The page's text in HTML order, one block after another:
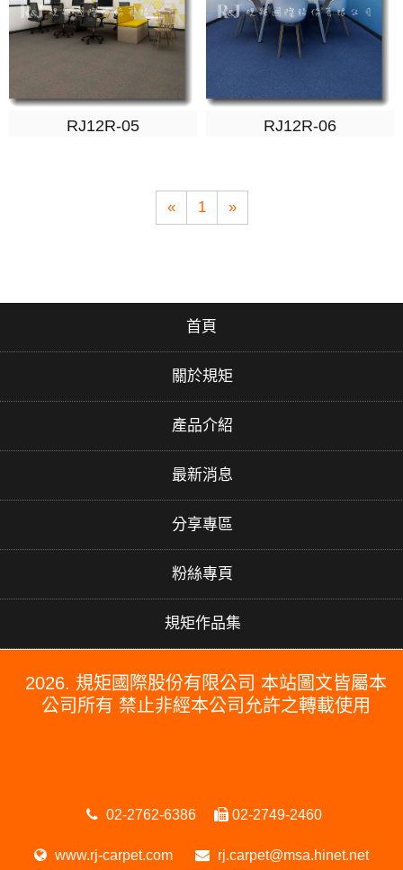
RJ12R-05 RJ12R-06
« 1 »
首頁
關於規矩
產品介紹
最新消息
分享專區
粉絲專頁
規矩作品集
2026. 規矩國際股份有限公司 本站圖文皆屬本
公司所有 禁止非經本公司允許之轉載使用
02-2762-6386 02-2749-2460
www.rj-carpet.com rj.carpet@msa.hinet.net